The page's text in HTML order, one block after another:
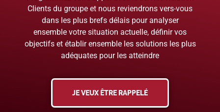
Clients du groupe et nous reviendrons vers-vous
dans les plus brefs délais pour analyser
ensemble votre situation actuelle, définir vos
objectifs et établir ensemble les solutions les plus
adéquates pour les atteindre
JE VEUX ÊTRE RAPPELÉ